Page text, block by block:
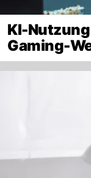
KI-
Gaming-